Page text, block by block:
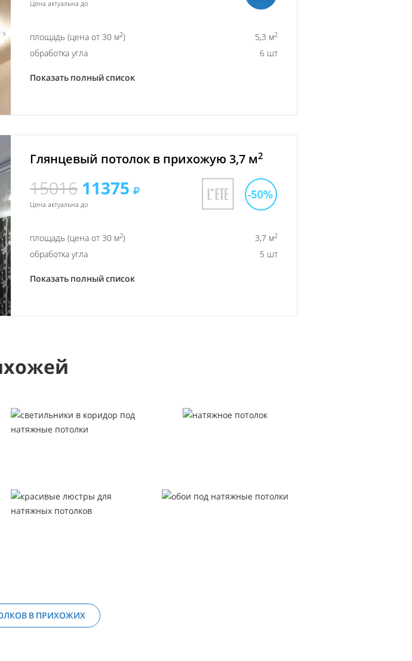
Цена актуальна до
площадь (цена от 30 м2) 5,3 м2
обработка угла 6 шт
Показать полный список
Глянцевый потолок в прихожую 3,7 м2
15016 11375
Цена актуальна до
площадь (цена от 30 м2) 3,7 м2
обработка угла 5 шт
Показать полный список
В ПРИХОЖИХ